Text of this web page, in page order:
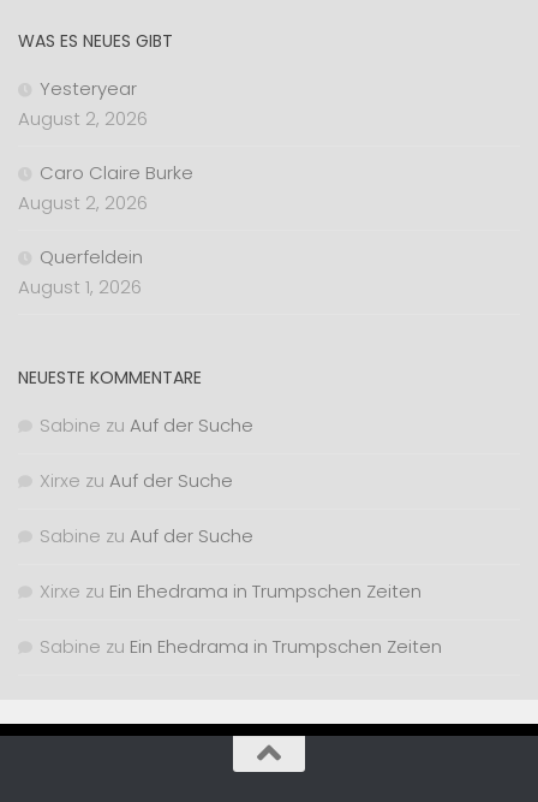
WAS ES NEUES GIBT
Yesteryear
August 2, 2026
Caro Claire Burke
August 2, 2026
Querfeldein
August 1, 2026
NEUESTE KOMMENTARE
Sabine zu Auf der Suche
Xirxe zu Auf der Suche
Sabine zu Auf der Suche
Xirxe zu Ein Ehedrama in Trumpschen Zeiten
Sabine zu Ein Ehedrama in Trumpschen Zeiten